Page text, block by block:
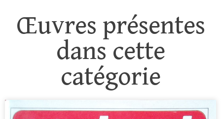
Œuvres présentes
dans cette
catégorie